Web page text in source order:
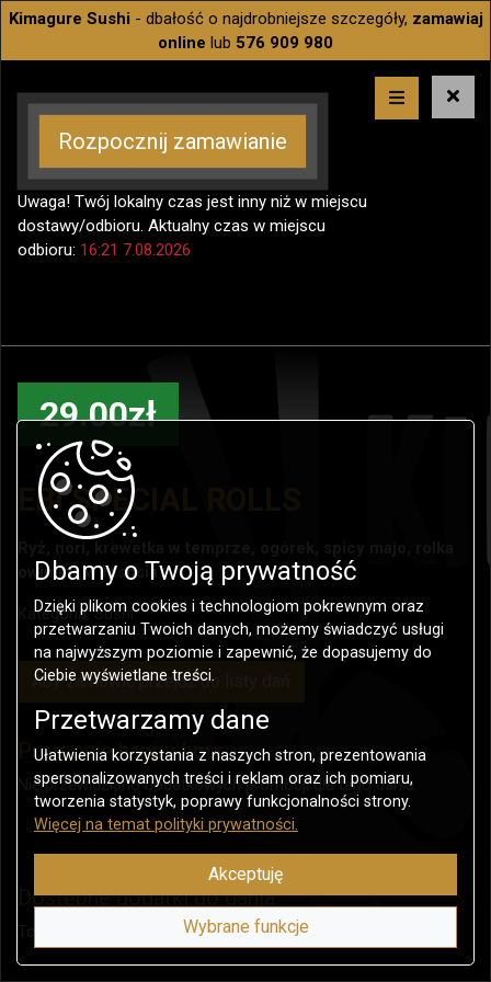
Kimagure Sushi - dbałość o najdrobniejsze szczegóły, zamawiaj
online lub 576 909 980
Rozpocznij zamawianie
Uwaga! Twój lokalny czas jest inny niż w miejscu
dostawy/odbioru. Aktualny czas w miejscu
odbioru: 16:21 7.08.2026
29.00zł
EBI SPECIAL ROLLS
owinięta w łososia
Kategoria:Sushi
Aby zamówić przejdź do listy dań
Promocje happy-hour
Nie przewidziano dodatkowych promocji dla tego dania.
Dostępne dodatki do dania
To danie nie posiada dodatków.
Dbamy o Twoją prywatność
Dzięki plikom cookies i technologiom pokrewnym oraz
przetwarzaniu Twoich danych, możemy świadczyć usługi
na najwyższym poziomie i zapewnić, że dopasujemy do
Ciebie wyświetlane treści.
Przetwarzamy dane
Ułatwienia korzystania z naszych stron, prezentowania
spersonalizowanych treści i reklam oraz ich pomiaru,
tworzenia statystyk, poprawy funkcjonalności strony.
Więcej na temat polityki prywatności.
Akceptuję
Wybrane funkcje